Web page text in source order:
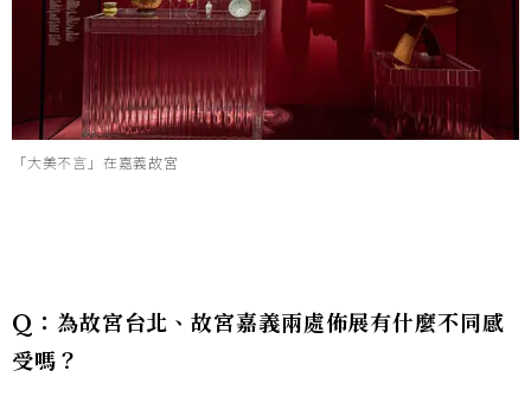
「大美不言」在嘉義故宮
Q：為故宮台北、故宮嘉義兩處佈展有什麼不同感
受嗎？